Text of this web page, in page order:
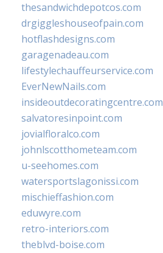
thesandwichdepotcos.com
drgiggleshouseofpain.com
hotflashdesigns.com
garagenadeau.com
lifestylechauffeurservice.com
EverNewNails.com
insideoutdecoratingcentre.com
salvatoresinpoint.com
jovialfloralco.com
johnlscotthometeam.com
u-seehomes.com
watersportslagonissi.com
mischieffashion.com
eduwyre.com
retro-interiors.com
theblvd-boise.com